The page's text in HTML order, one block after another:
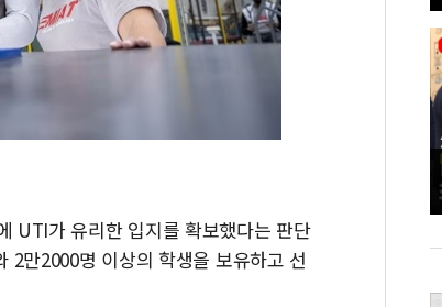
UTI가 유리한 입지를 확보했다는 판단
2만2000명 이상의 학생을 보유하고 선